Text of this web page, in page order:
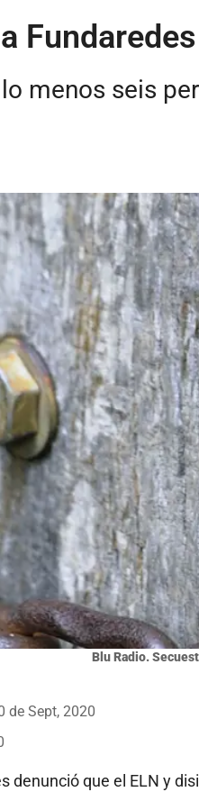
menos seis
Blu Radio.
de Sept, 2020
denunció que el ELN y